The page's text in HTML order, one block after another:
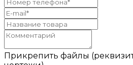
Прикрепить файлы